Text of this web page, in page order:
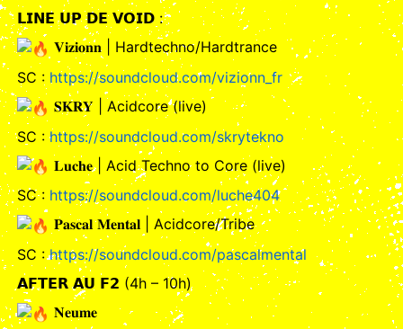
𝗟𝗜𝗡𝗘 𝗨𝗣 𝗗𝗘 𝗩𝗢𝗜𝗗 :
𝐕𝐢𝐳𝐢𝐨𝐧𝐧 | Hardtechno/Hardtrance
SC : https://soundcloud.com/vizionn_fr
𝐒𝐊𝐑𝐘 | Acidcore (live)
SC :https://soundcloud.com/skrytekno
𝐋𝐮𝐜𝐡𝐞 | Acid Techno to Core (live)
SC : https://soundcloud.com/luche404
𝐏𝐚𝐬𝐜𝐚𝐥 𝐌𝐞𝐧𝐭𝐚𝐥 | Acidcore/Tribe
SC :https://soundcloud.com/pascalmental
𝗔𝗙𝗧𝗘𝗥 𝗔𝗨 𝗙𝟮 (4h – 10h)
𝐍𝐞𝐮𝐦𝐞